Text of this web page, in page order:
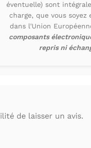
éventuelle) sont
charge, que vous soyez
dans l'Union
composants
repris ni
de laisser un avis.